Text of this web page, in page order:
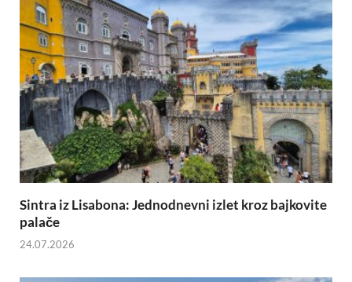
Sintra iz Lisabona: Jednodnevni izlet kroz bajkovite
palače
24.07.2026